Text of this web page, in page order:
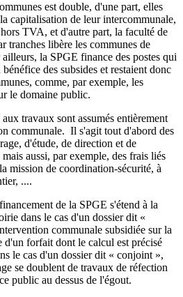
est double, d'une part, elles
capitalisation de leur intercommunale,
TVA, et d'autre part, la faculté de
tranches libère les communes de
la SPGE finance des postes qui
des subsides et restaient donc
comme, par exemple, les
le domaine public.
travaux sont assumés entièrement
communale. Il s'agit tout d'abord des
d'étude, de direction et de
aussi, par exemple, des frais liés
mission de coordination-sécurité, à
....
de la SPGE s'étend à la
dans le cas d'un dossier dit «
communale subsidiée sur la
d'un forfait dont le calcul est précisé
le cas d'un dossier dit « conjoint »,
se doublent de travaux de réfection
public au dessus de l'égout.